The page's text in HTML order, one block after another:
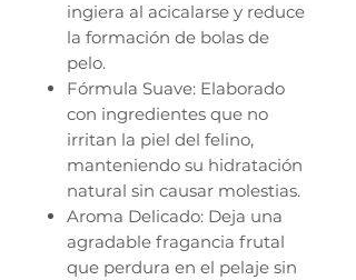
ingiera al acicalarse y reduce
la formación de bolas de
pelo.
Fórmula Suave: Elaborado
con ingredientes que no
irritan la piel del felino,
manteniendo su hidratación
natural sin causar molestias.
Aroma Delicado: Deja una
agradable fragancia frutal
que perdura en el pelaje sin